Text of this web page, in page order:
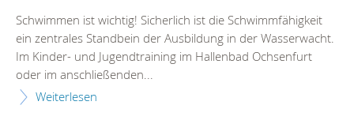
Schwimmen ist wichtig! Sicherlich ist die Schwimmfähigkeit
ein zentrales Standbein der Ausbildung in der Wasserwacht.
Im Kinder- und Jugendtraining im Hallenbad Ochsenfurt
oder im anschließenden...
Weiterlesen